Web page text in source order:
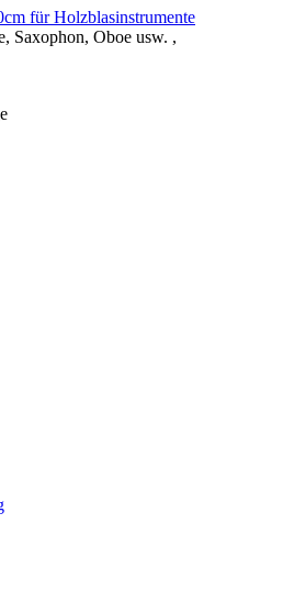
für Holzblasinstrumente
Saxophon, Oboe usw. ,